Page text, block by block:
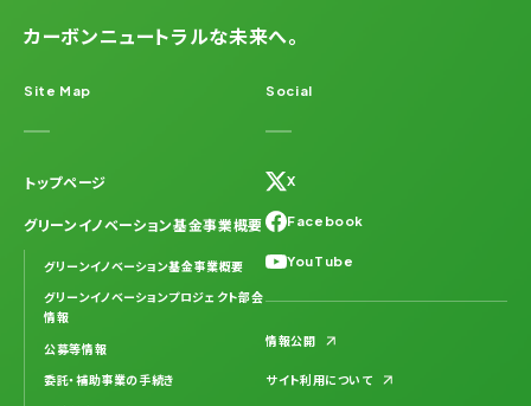
カーボンニュートラルな未来へ。
Site Map
トップページ
グリーンイノベーション基金事業概要
グリーンイノベーション基金事業概要
グリーンイノベーションプロジェクト部会
情報
公募等情報
委託・補助事業の手続き
Social
X
Facebook
YouTube
情報公開
サイト利用について